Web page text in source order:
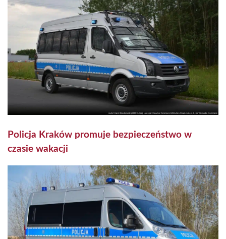
Policja Kraków promuje bezpieczeństwo w
czasie wakacji